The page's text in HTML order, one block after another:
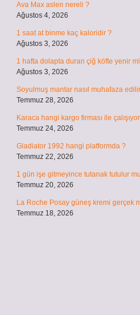
Ava Max aslen nereli ?
Ağustos 4, 2026
1 saat at binme kaç kaloridir ?
Ağustos 3, 2026
1 hafta dolapta duran çiğ köfte yenir
Ağustos 3, 2026
Soyulmuş mantar nasıl muhafaza
Temmuz 28, 2026
Karaca hangi kargo firması ile
Temmuz 24, 2026
Gladiator 1992 hangi platformda ?
Temmuz 22, 2026
1 gün işe gitmeyince tutanak tutulur
Temmuz 20, 2026
La Roche Posay güneş kremi gerçek
Temmuz 18, 2026